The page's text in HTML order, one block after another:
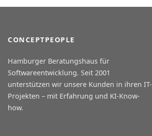
CONCEPTPEOPLE
Hamburger Beratungshaus für
Softwareentwicklung. Seit 2001
unterstützen wir unsere Kunden in ihren IT-
Projekten – mit Erfahrung und KI-Know-
how.